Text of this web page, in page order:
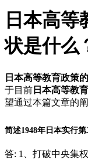
日本高等
状是什么
日本高等教育政策
于目前 日本高等教
望通过本篇文章的
简述1948年日本实行
答: 1、打破中央集